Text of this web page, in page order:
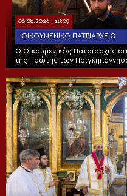
06.08.2026 | 18:09
ΟΙΚΟΥΜΕΝΙΚΌ ΠΑΤΡΙΑΡΧΕΊΟ
Ο Οικουμενικός Πατριάρχης
της Πρώτης των